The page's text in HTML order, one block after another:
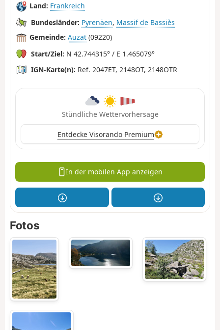
Land: Frankreich
Bundesländer: Pyrenäen, Massif de Bassiès
Gemeinde: Auzat (09220)
Start/Ziel: N 42.744315° / E 1.465079°
IGN-Karte(n): Ref. 2047ET, 2148OT, 2148OTR
Stündliche Wettervorhersage
Entdecke Visorando Premium
In der mobilen App anzeigen
Fotos